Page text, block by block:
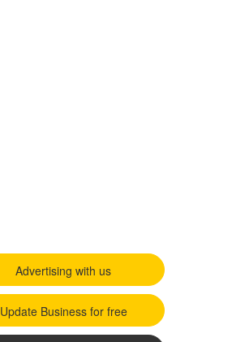
Advertising with us
Update Business for free